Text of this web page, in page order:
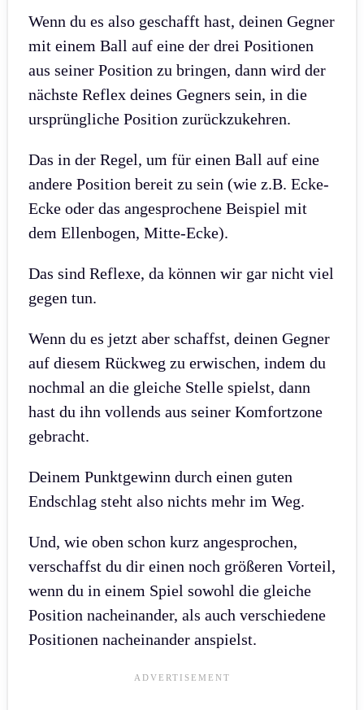
Wenn du es also geschafft hast, deinen Gegner
mit einem Ball auf eine der drei Positionen
aus seiner Position zu bringen, dann wird der
nächste Reflex deines Gegners sein, in die
ursprüngliche Position zurückzukehren.
Das in der Regel, um für einen Ball auf eine
andere Position bereit zu sein (wie z.B. Ecke-
Ecke oder das angesprochene Beispiel mit
dem Ellenbogen, Mitte-Ecke).
Das sind Reflexe, da können wir gar nicht viel
gegen tun.
Wenn du es jetzt aber schaffst, deinen Gegner
auf diesem Rückweg zu erwischen, indem du
nochmal an die gleiche Stelle spielst, dann
hast du ihn vollends aus seiner Komfortzone
gebracht.
Deinem Punktgewinn durch einen guten
Endschlag steht also nichts mehr im Weg.
Und, wie oben schon kurz angesprochen,
verschaffst du dir einen noch größeren Vorteil,
wenn du in einem Spiel sowohl die gleiche
Position nacheinander, als auch verschiedene
Positionen nacheinander anspielst.